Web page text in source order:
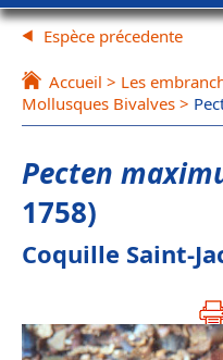
Espèce précedente
Accueil > Les
Mollusques Bivalves >
Pecten
1758)
Coquille Saint-